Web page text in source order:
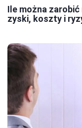
Ile można
zyski, koszty i